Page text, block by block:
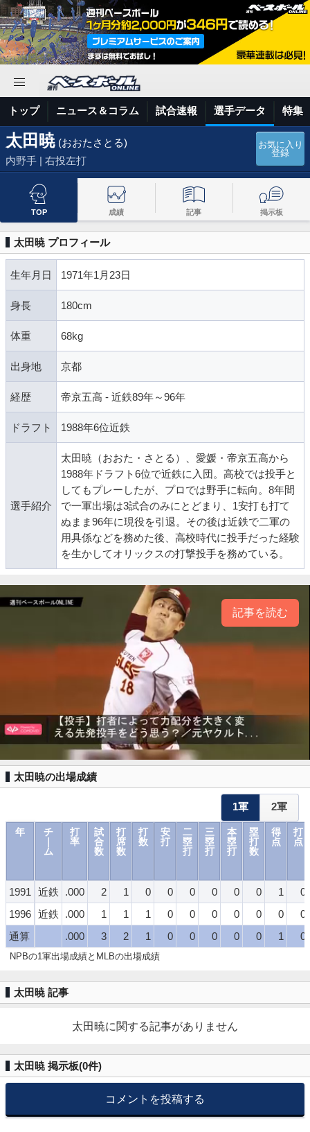
トップ ニュース＆コラム 試合速報 選手データ 特集
太田暁 (おおたさとる)
内野手 | 右投左打
お気に入り
登録
TOP 成績 記事 掲示板
太田暁 プロフィール
生年月日 1971年1月23日
身長 180cm
体重 68kg
出身地 京都
経歴 帝京五高 - 近鉄89年～96年
ドラフト 1988年6位近鉄
選手紹介
太田暁（おおた・さとる）、愛媛・帝京五高から
1988年ドラフト6位で近鉄に入団。高校では投手と
してもプレーしたが、プロでは野手に転向。8年間
で一軍出場は3試合のみにとどまり、1安打も打て
ぬまま96年に現役を引退。その後は近鉄で二軍の
用具係などを務めた後、高校時代に投手だった経験
を生かしてオリックスの打撃投手を務めている。
記事を読む
太田暁の出場成績
1軍 2軍
年
1991
1996
通算
チ
｜
ム
打
率
試
合
数
打
席
数
打
数
安
打
二
塁
打
三
塁
打
本
塁
打
塁
打
数
得
点
打
点
近鉄 .000 2 1 0 0 0 0 0 0 1
0
近鉄
.000 1 1 1 0 0 0 0 0 0
0
.000
3 2 1 0 0 0 0 0 1 0
NPBの1軍出場成績とMLBの出場成績
太田暁 記事
太田暁に関する記事がありません
太田暁 掲示板(0件)
コメントを投稿する